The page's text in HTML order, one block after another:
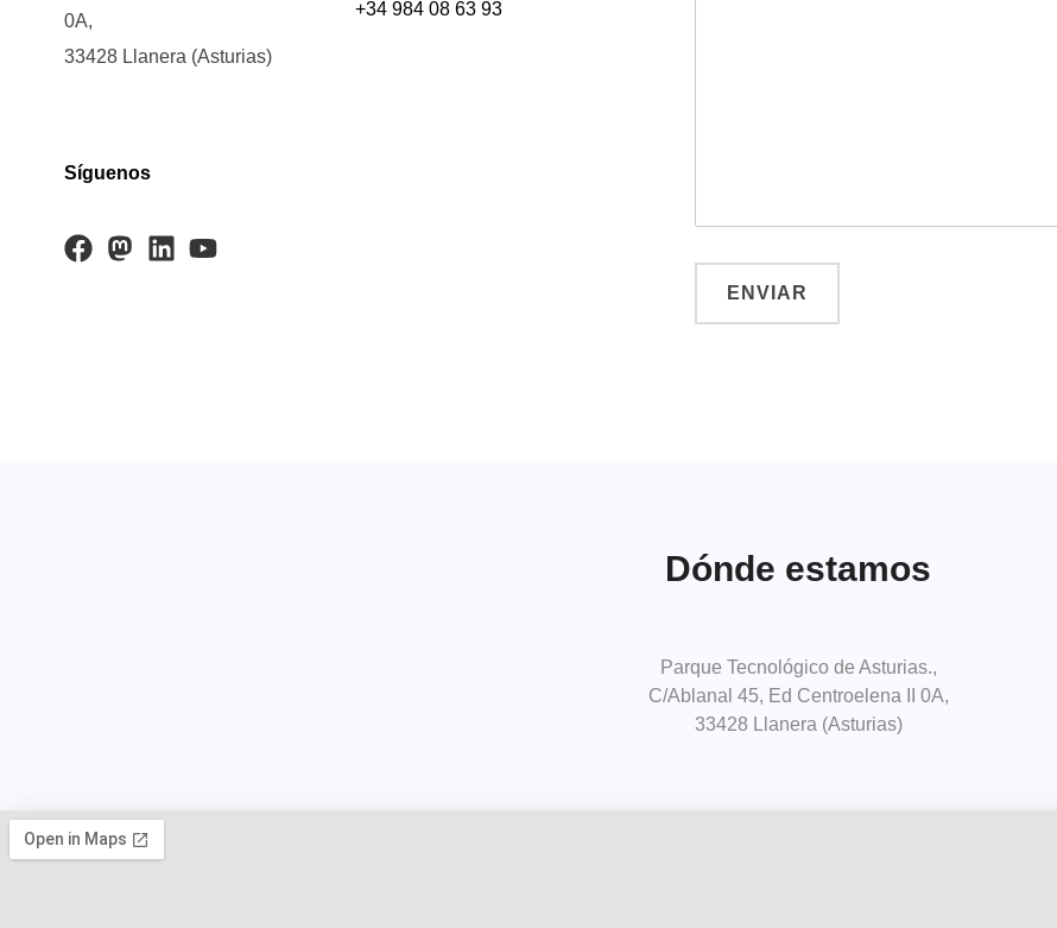
0A,
33428 Llanera (Asturias)
+34 984 08 63 93
Síguenos
Dónde estamos
Parque Tecnológico de Asturias.,
C/Ablanal 45, Ed Centroelena II 0A,
33428 Llanera (Asturias)